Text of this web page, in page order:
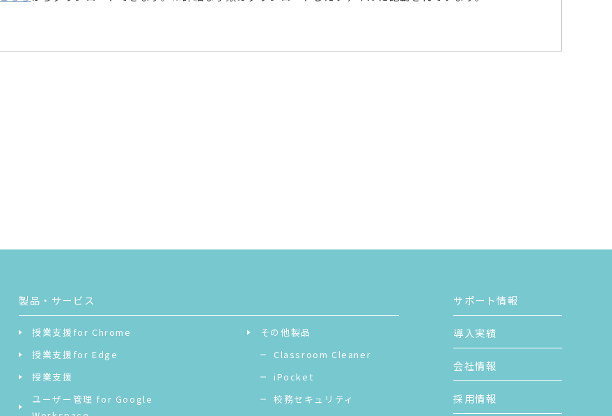
製品・サービス
授業支援for Chrome
授業支援for Edge
授業支援
ユーザー管理 for Google
その他製品
Classroom Cleaner
iPocket
校務セキュリティ
サポート情報
導入実績
会社情報
採用情報